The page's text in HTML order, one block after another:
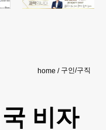
home 구인/구직
비자